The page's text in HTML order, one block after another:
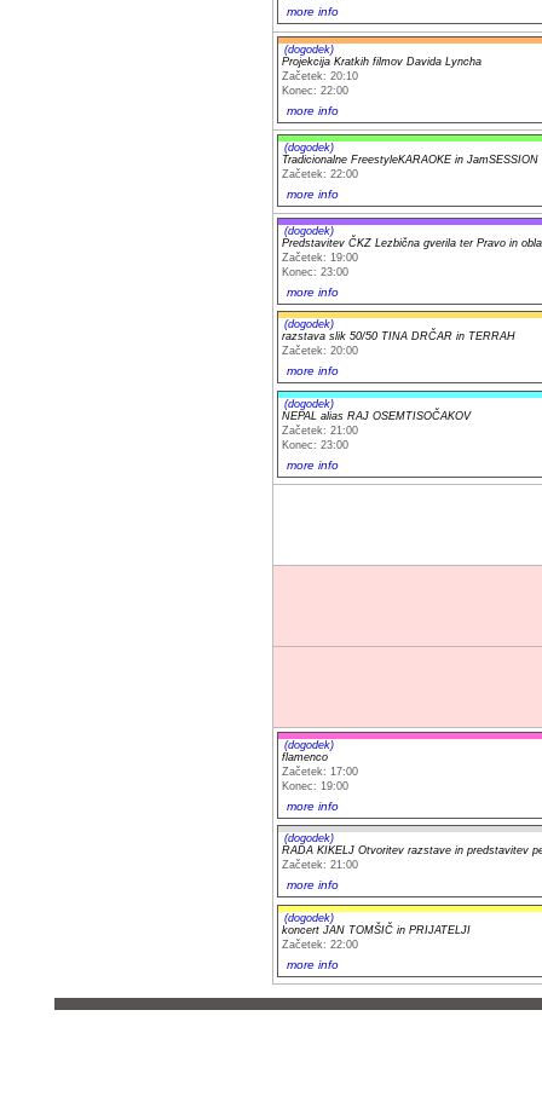
more info
(dogodek)
Projekcija Kratkih filmov Davida Lyncha
Začetek: 20:10
Konec: 22:00
more info
(dogodek)
Tradicionalne FreestyleKARAOKE in JamSESSION
Začetek: 22:00
more info
(dogodek)
Predstavitev ČKZ Lezbična gverila ter Pravo in
Začetek: 19:00
Konec: 23:00
more info
(dogodek)
razstava slik 50/50 TINA DRČAR in TERRAH
Začetek: 20:00
more info
(dogodek)
NEPAL alias RAJ OSEMTISOČAKOV
Začetek: 21:00
Konec: 23:00
more info
(dogodek)
flamenco
Začetek: 17:00
Konec: 19:00
more info
(dogodek)
RADA KIKELJ Otvoritev razstave in predstavitev
Začetek: 21:00
more info
(dogodek)
koncert JAN TOMŠIČ in PRIJATELJI
Začetek: 22:00
more info